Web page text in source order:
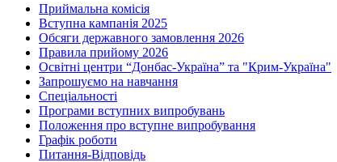
Приймальна комісія
Вступна кампанія 2025
Обсяги державного замовлення 2026
Правила прийому 2026
Освітні центри “Донбас-Україна” та "Крим-Україна"
Запрошуємо на навчання
Спеціальності
Програми вступних випробувань
Положення про вступне випробування
Графік роботи
Питання-Відповідь